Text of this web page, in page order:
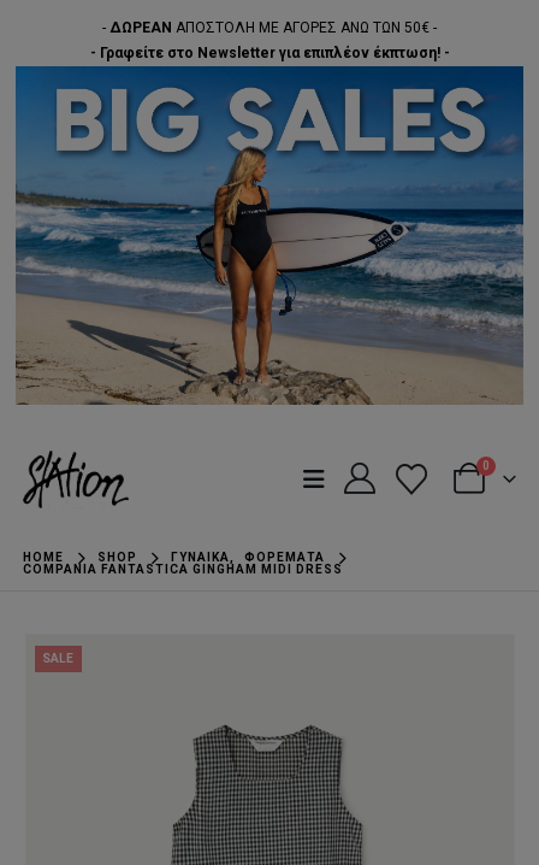
- ΔΩΡΕΑΝ ΑΠΟΣΤΟΛΗ ΜΕ ΑΓΟΡΕΣ ΑΝΩ ΤΩΝ 50€ -
- Γραφείτε στο Newsletter για επιπλέον έκπτωση! -
0
HOME SHOP ΓΥΝΑΊΚΑ,
ΦΟΡΈΜΑΤΑ
COMPANIA FANTASTICA GINGHAM MIDI DRESS
SALE